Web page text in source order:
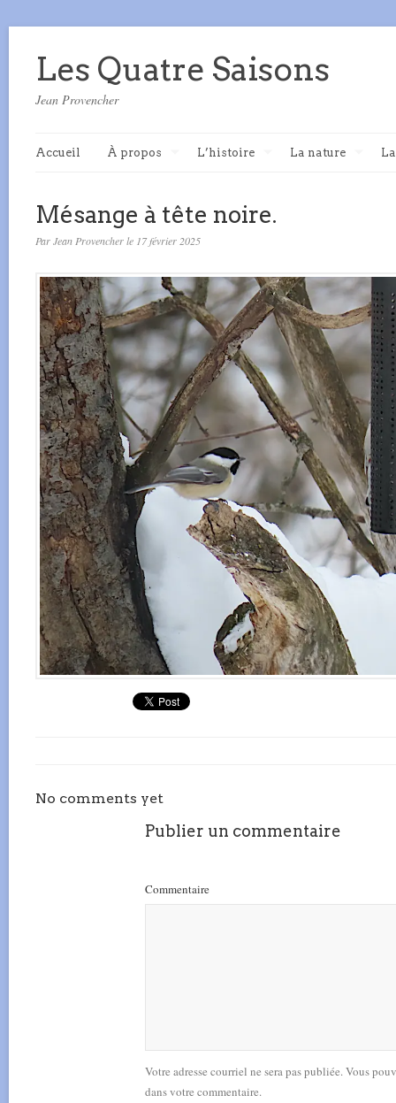
Les Quatre Saisons
Jean Provencher
Accueil À propos L’histoire La nature
Mésange à tête noire.
Par Jean Provencher le 17 février 2025
No comments yet
Publier un commentaire
Commentaire
Votre adresse courriel ne sera pas publiée. Vous
dans votre commentaire.